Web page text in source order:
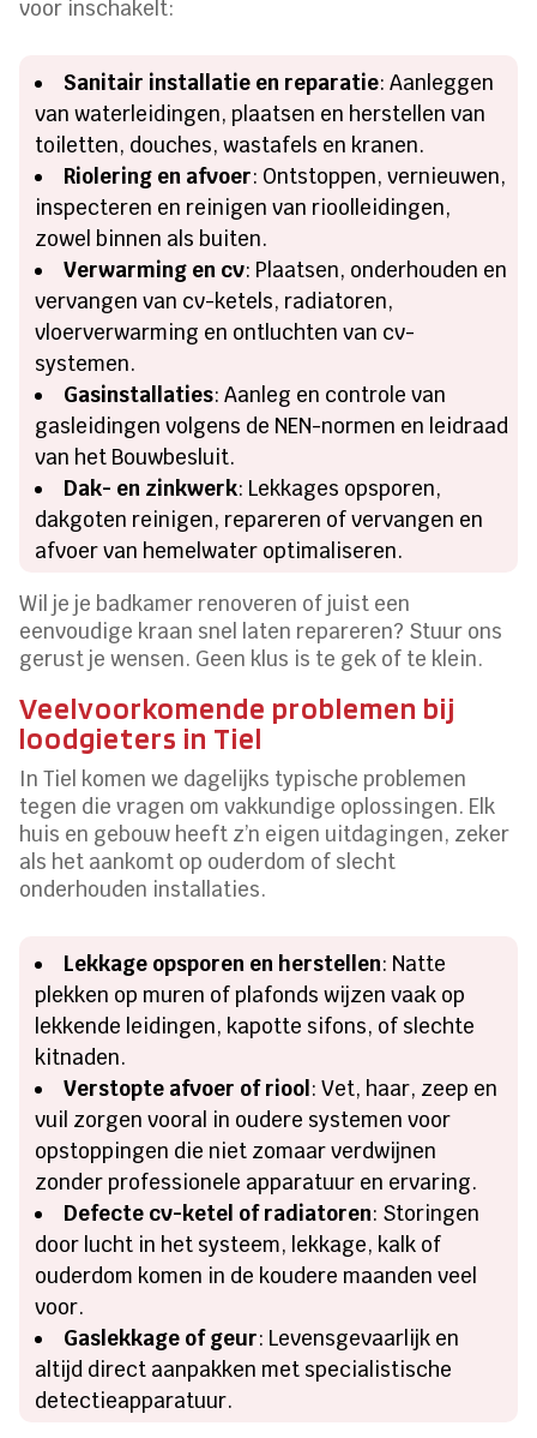
voor inschakelt:
Sanitair installatie en reparatie: Aanleggen
van waterleidingen, plaatsen en herstellen van
toiletten, douches, wastafels en kranen.
Riolering en afvoer: Ontstoppen, vernieuwen,
inspecteren en reinigen van rioolleidingen,
zowel binnen als buiten.
Verwarming en cv: Plaatsen, onderhouden en
vervangen van cv-ketels, radiatoren,
vloerverwarming en ontluchten van cv-
systemen.
Gasinstallaties: Aanleg en controle van
gasleidingen volgens de NEN-normen en leidraad
van het Bouwbesluit.
Dak- en zinkwerk: Lekkages opsporen,
dakgoten reinigen, repareren of vervangen en
afvoer van hemelwater optimaliseren.
Wil je je badkamer renoveren of juist een
eenvoudige kraan snel laten repareren? Stuur ons
gerust je wensen. Geen klus is te gek of te klein.
Veelvoorkomende problemen bij
loodgieters in Tiel
In Tiel komen we dagelijks typische problemen
tegen die vragen om vakkundige oplossingen. Elk
huis en gebouw heeft z’n eigen uitdagingen, zeker
als het aankomt op ouderdom of slecht
onderhouden installaties.
Lekkage opsporen en herstellen: Natte
plekken op muren of plafonds wijzen vaak op
lekkende leidingen, kapotte sifons, of slechte
kitnaden.
Verstopte afvoer of riool : Vet, haar, zeep en
vuil zorgen vooral in oudere systemen voor
opstoppingen die niet zomaar verdwijnen
zonder professionele apparatuur en ervaring.
Defecte cv-ketel of radiatoren: Storingen
door lucht in het systeem, lekkage, kalk of
ouderdom komen in de koudere maanden veel
voor.
Gaslekkage of geur: Levensgevaarlijk en
altijd direct aanpakken met specialistische
detectieapparatuur.